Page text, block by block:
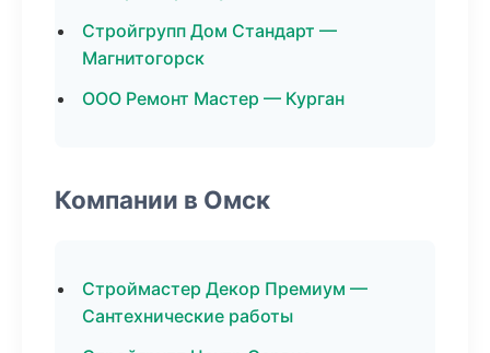
Стройгрупп Дом Стандарт —
Магнитогорск
ООО Ремонт Мастер — Курган
Компании в Омск
Строймастер Декор Премиум —
Сантехнические работы